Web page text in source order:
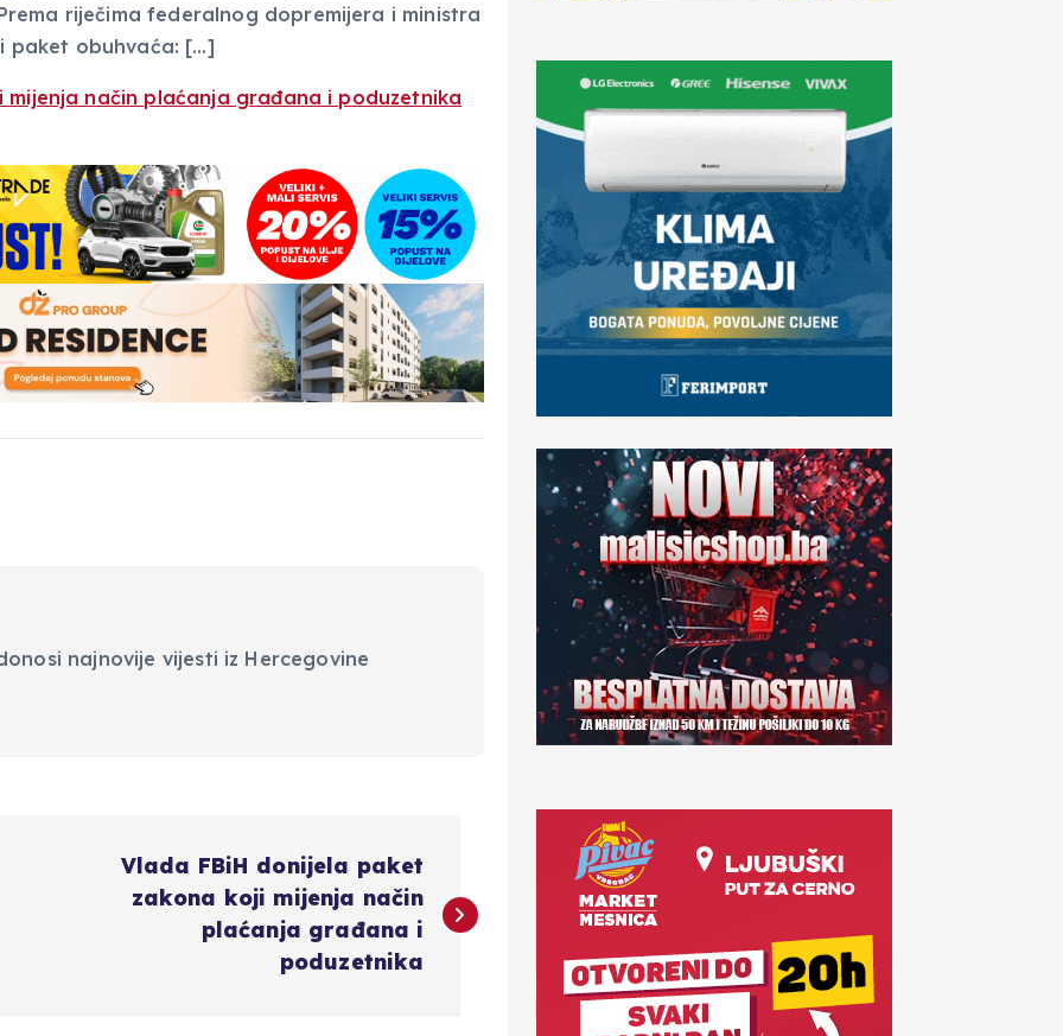
riječima federalnog dopremijera i ministra
paket obuhvaća: […]
način plaćanja građana i poduzetnika
najnovije vijesti iz Hercegovine
Vlada FBiH donijela paket
zakona koji mijenja način
plaćanja građana i
poduzetnika